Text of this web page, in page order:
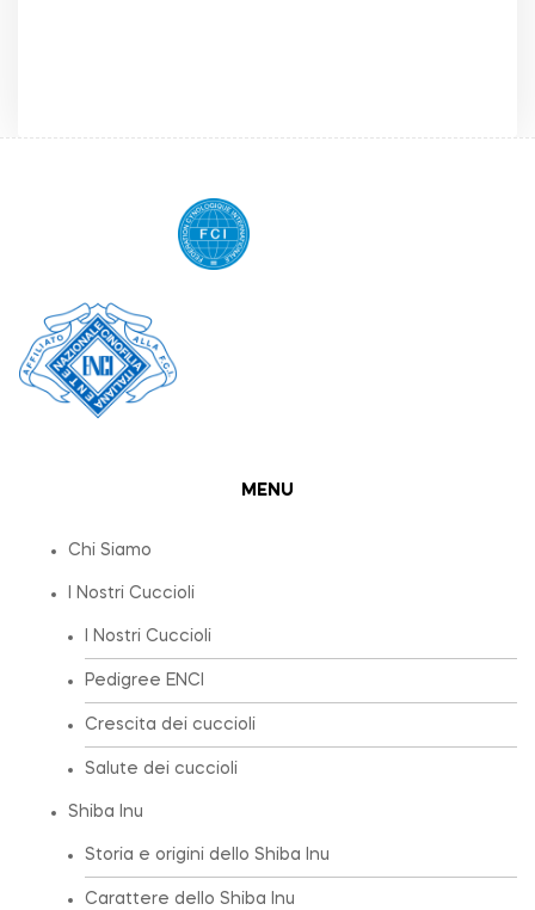
MENU
Chi Siamo
I Nostri Cuccioli
I Nostri Cuccioli
Pedigree ENCI
Crescita dei cuccioli
Salute dei cuccioli
Shiba Inu
Storia e origini dello Shiba Inu
Carattere dello Shiba Inu